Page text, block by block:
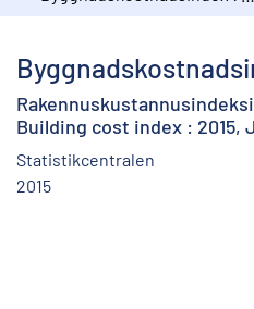
Building cost index : 2015,
Statistikcentralen
2015